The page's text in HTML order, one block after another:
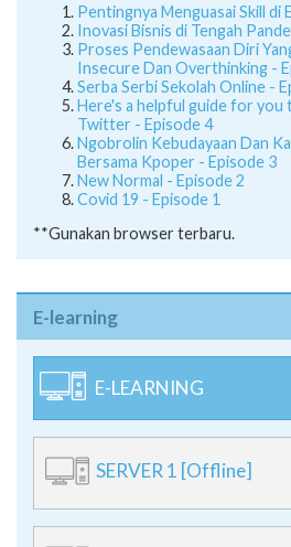
Pentingnya Menguasai Skill di
Inovasi Bisnis di Tengah
Proses Pendewasaan Diri
Insecure Dan Overthinking -
Serba Serbi Sekolah Online -
Here's a helpful guide for you
Twitter - Episode 4
Ngobrolin Kebudayaan Dan
Bersama Kpoper - Episode 3
New Normal - Episode 2
Covid 19 - Episode 1
**Gunakan browser terbaru.
E-learning
E-LEARNING
SERVER 1 [Offline]